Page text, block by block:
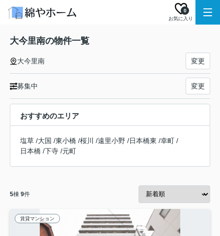
お気に入り
0
大今里南の物件一覧
大今里南 変更
募集中 変更
おすすめのエリア
塩草 /大国 /東小橋 /桜川 /遠里小野 /日本橋東 /幸町 /
日本橋 /下寺 /元町
5棟 9件
賃貸マンション